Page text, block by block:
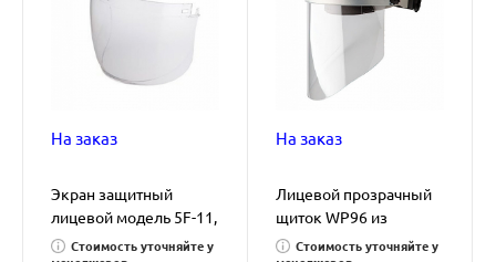
На заказ
Экран защитный
лицевой модель 5F-11,
прозрачный
Стоимость уточняйте у
На заказ
Лицевой прозрачный
щиток WP96 из
поликарбоната
Стоимость уточняйте у